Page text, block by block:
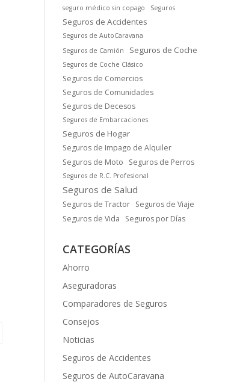
seguro médico sin copago
Seguros
Seguros de Accidentes
Seguros de AutoCaravana
Seguros de Camión
Seguros de Coche
Seguros de Coche Clásico
Seguros de Comercios
Seguros de Comunidades
Seguros de Decesos
Seguros de Embarcaciones
Seguros de Hogar
Seguros de Impago de Alquiler
Seguros de Moto
Seguros de Perros
Seguros de R.C. Profesional
Seguros de Salud
Seguros de Tractor Seguros de Viaje
Seguros de Vida
Seguros por Días
CATEGORÍAS
Ahorro
Aseguradoras
Comparadores de Seguros
Consejos
Noticias
Seguros de Accidentes
Seguros de AutoCaravana